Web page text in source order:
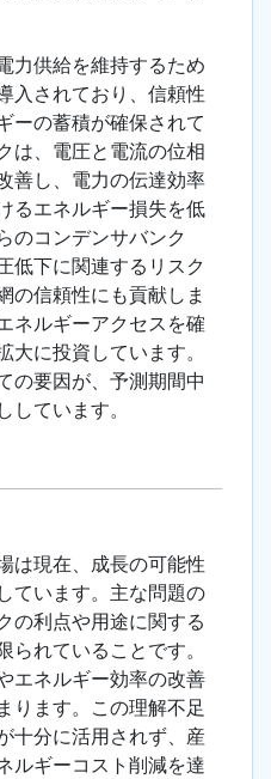
力供給を維持するため
入されており、信頼性
ーの蓄積が確保されて
は、電圧と電流の位相
善し、電力の伝達効率
るエネルギー損失を低
のコンデンサバンク
低下に関連するリスク
の信頼性にも貢献しま
ネルギーアクセスを確
に投資しています。
の要因が、予測期間中
しています。
は現在、成長の可能性
ています。主な問題の
の利点や用途に関する
れていることです。
エネルギー効率の改善
ります。この理解不足
十分に活用されず、産
ルギーコスト削減を達